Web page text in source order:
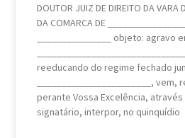
DOUTOR JUIZ DE DIREITO DA VARA
DA COMARCA DE
_______________ objeto: agravo
reeducando do regime fechado
_______________________,
perante Vossa Excelência,
signatário, interpor, no quinquídio